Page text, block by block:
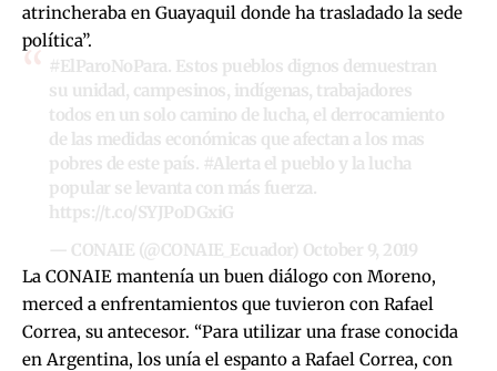
atrincheraba en Guayaquil donde ha trasladado la sede
política”.
#ElParoNoPara. Estos pueblos dignos demuestran
su unidad, campesinos, indígenas, trabajadores
todos en un solo camino de lucha, el derrocamiento
de las medidas económicas que afectan a los mas
pobres de este país. #Alertael pueblo y la lucha
popular se levanta con más fuerza.
https://t.co/SYJPoDGxiG
— CONAIE (@CONAIE_Ecuador) October 9, 2019
La CONAIE mantenía un buen diálogo con Moreno,
merced a enfrentamientos que tuvieron con Rafael
Correa, su antecesor. “Para utilizar una frase conocida
en Argentina, los unía el espanto a Rafael Correa, con